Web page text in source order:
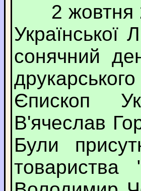
2 жовтня
Української
сонячний
Єпископ
В'ячеслав
Були